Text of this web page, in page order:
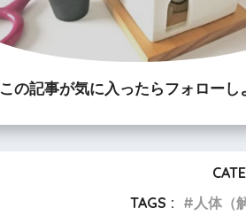
この記事が気に入ったらフォローし
TAGS :
人体（